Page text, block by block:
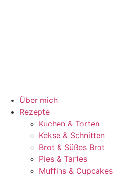
Über mich
Rezepte
Kuchen & Torten
Kekse & Schnitten
Brot & Süßes Brot
Pies & Tartes
Muffins & Cupcakes